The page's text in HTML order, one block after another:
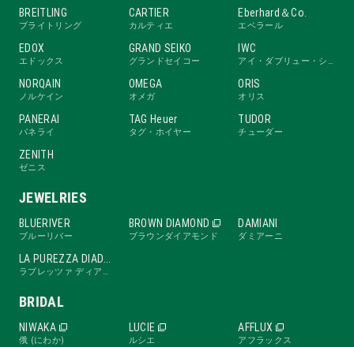
BREITLING
ブライトリング
CARTIER
カルティエ
Eberhard＆Co.
エベラール
EDOX
エドックス
GRAND SEIKO
グランドセイコー
IWC
アイ・ダブリュー・シー
NORQAIN
ノルケイン
OMEGA
オメガ
ORIS
オリス
PANERAI
パネライ
TAG Heuer
タグ・ホイヤー
TUDOR
チューダー
ZENITH
ゼニス
JEWELRIES
BLUERIVER
ブルーリバー
BROWN DIAMOND
ブラウンダイアモンド
DAMIANI
ダミアーニ
LA PUREZZA DIADE
ラプレッツァ ディアーデ
BRIDAL
NIWAKA
俄 (にわか)
LUCIE
ルシエ
AFFLUX
アフラックス